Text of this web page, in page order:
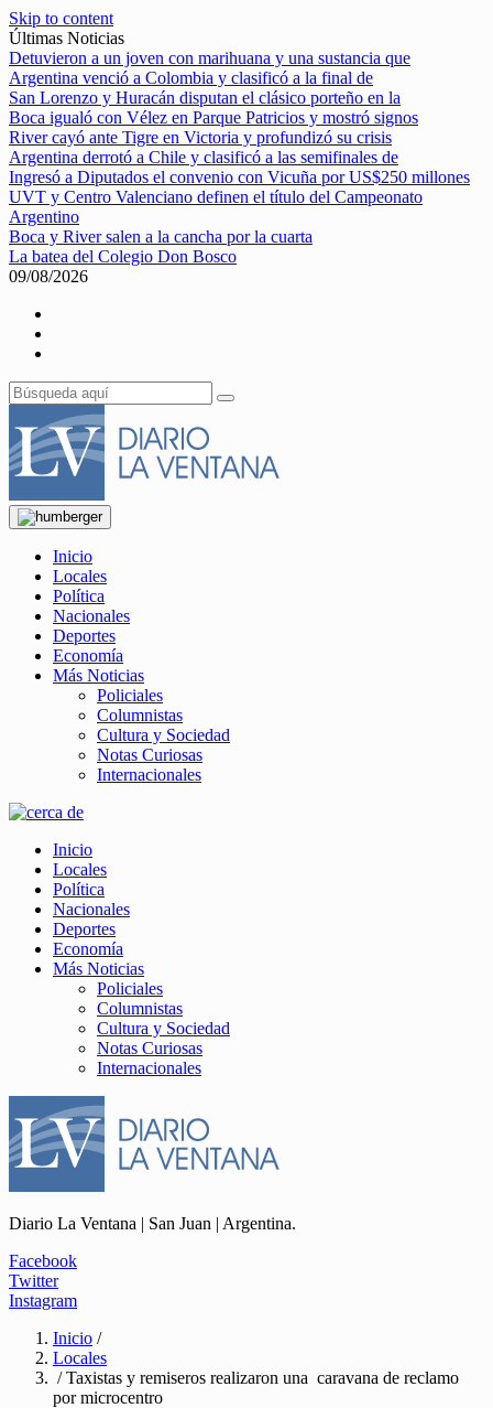
Skip to content
Últimas Noticias
Detuvieron a un joven con marihuana y una sustancia que
Argentina venció a Colombia y clasificó a la final de
San Lorenzo y Huracán disputan el clásico porteño en la
Boca igualó con Vélez en Parque Patricios y mostró signos
River cayó ante Tigre en Victoria y profundizó su crisis
Argentina derrotó a Chile y clasificó a las semifinales de
Ingresó a Diputados el convenio con Vicuña por US$250 millones
UVT y Centro Valenciano definen el título del Campeonato
Argentino
Boca y River salen a la cancha por la cuarta
La batea del Colegio Don Bosco
09/08/2026
Inicio
Locales
Política
Nacionales
Deportes
Economía
Más Noticias
Policiales
Columnistas
Cultura y Sociedad
Notas Curiosas
Internacionales
Inicio
Locales
Política
Nacionales
Deportes
Economía
Más Noticias
Policiales
Columnistas
Cultura y Sociedad
Notas Curiosas
Internacionales
Diario La Ventana | San Juan | Argentina.
Facebook
Twitter
Instagram
Inicio /
Locales
/ Taxistas y remiseros realizaron una caravana de reclamo
por microcentro